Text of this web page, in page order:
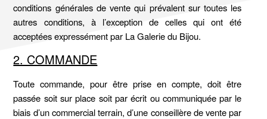
conditions générales de vente qui prévalent sur toutes les
autres conditions, à l’exception de celles qui ont été
acceptées expressément par La Galerie du Bijou.
2. COMMANDE
Toute commande, pour être prise en compte, doit être
passée soit sur place soit par écrit ou communiquée par le
biais d’un commercial terrain, d’une conseillère de vente par